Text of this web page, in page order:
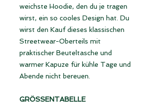
weichste Hoodie, den du je tragen
wirst, ein so cooles Design hat. Du
wirst den Kauf dieses klassischen
Streetwear-Oberteils mit
praktischer Beuteltasche und
warmer Kapuze für kühle Tage und
Abende nicht bereuen.
GRÖSSENTABELLE